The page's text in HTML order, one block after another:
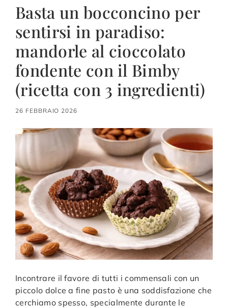
Basta un bocconcino per
sentirsi in paradiso:
mandorle al cioccolato
fondente con il Bimby
(ricetta con 3 ingredienti)
26 FEBBRAIO 2026
Incontrare il favore di tutti i commensali con un
piccolo dolce a fine pasto è una soddisfazione che
cerchiamo spesso, specialmente durante le